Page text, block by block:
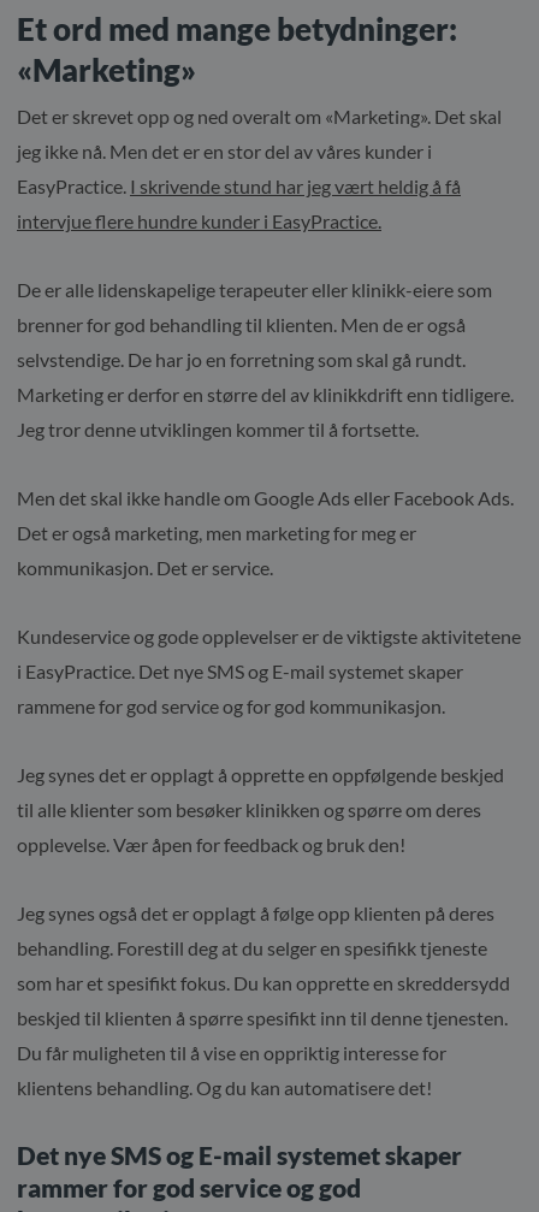
Et ord med mange betydninger:
«Marketing»
Det er skrevet opp og ned overalt om «Marketing». Det skal
jeg ikke nå. Men det er en stor del av våres kunder i
EasyPractice. I skrivende stund har jeg vært heldig å få
intervjue flere hundre kunder i EasyPractice.
De er alle lidenskapelige terapeuter eller klinikk-eiere som
brenner for god behandling til klienten. Men de er også
selvstendige. De har jo en forretning som skal gå rundt.
Marketing er derfor en større del av klinikkdrift enn tidligere.
Jeg tror denne utviklingen kommer til å fortsette.
Men det skal ikke handle om Google Ads eller Facebook Ads.
Det er også marketing, men marketing for meg er
kommunikasjon. Det er service.
Kundeservice og gode opplevelser er de viktigste aktivitetene
i EasyPractice. Det nye SMS og E-mail systemet skaper
rammene for god service og for god kommunikasjon.
Jeg synes det er opplagt å opprette en oppfølgende beskjed
til alle klienter som besøker klinikken og spørre om deres
opplevelse. Vær åpen for feedback og bruk den!
Jeg synes også det er opplagt å følge opp klienten på deres
behandling. Forestill deg at du selger en spesifikk tjeneste
som har et spesifikt fokus. Du kan opprette en skreddersydd
beskjed til klienten å spørre spesifikt inn til denne tjenesten.
Du får muligheten til å vise en oppriktig interesse for
klientens behandling. Og du kan automatisere det!
Det nye SMS og E-mail systemet skaper
rammer for god service og god